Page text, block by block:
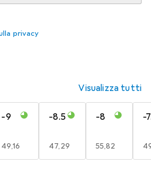
privacy
Visualizza tutti
-9
EUR
49,16
-8.5
EUR
47,29
-8
EUR
55,82
-